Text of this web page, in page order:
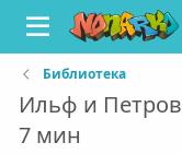
Библиотека
Ильф и
7 мин